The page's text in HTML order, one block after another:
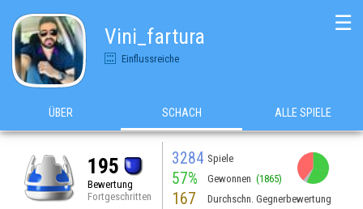
Vini_fartura
Einflussreiche
☰
ÜBER SCHACH ALLE SPIELE
195
Bewertung
Fortgeschritten
3284 Spiele
57% Gewonnen (1865)
167 Durchschn. Gegnerbewertung